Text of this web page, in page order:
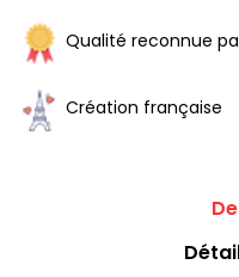
Qualité reconnue
Création française